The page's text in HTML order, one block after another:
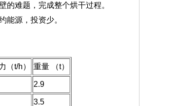
的难题，完成整个烘干过程。
能源，投资少。
（t/h） 重量 （t）
2.9
3.5